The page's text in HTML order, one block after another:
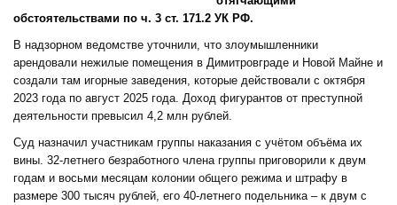
обстоятельствами по ч. 3 ст. 171.2 УК РФ.
В надзорном ведомстве уточнили, что злоумышленники
арендовали нежилые помещения в Димитровграде и Новой Майне и
создали там игорные заведения, которые действовали с октября
2023 года по август 2025 года. Доход фигурантов от преступной
деятельности превысил 4,2 млн рублей.
Суд назначил участникам группы наказания с учётом объёма их
вины. 32-летнего безработного члена группы приговорили к двум
годам и восьми месяцам колонии общего режима и штрафу в
размере 300 тысяч рублей, его 40-летнего подельника – к двум с